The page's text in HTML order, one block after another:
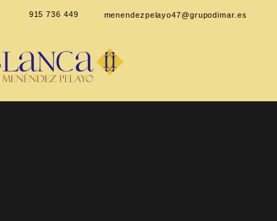
915 736 449 menendezpelayo47@grupodimar.es